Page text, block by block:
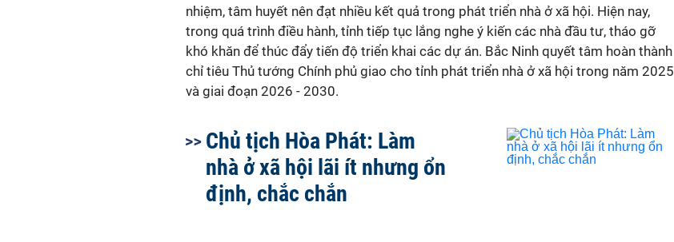
nhiệm, tâm huyết nên đạt nhiều kết quả trong phát triển nhà ở xã hội. Hiện nay,
trong quá trình điều hành, tỉnh tiếp tục lắng nghe ý kiến các nhà đầu tư, tháo gỡ
khó khăn để thúc đẩy tiến độ triển khai các dự án. Bắc Ninh quyết tâm hoàn thành
chỉ tiêu Thủ tướng Chính phủ giao cho tỉnh phát triển nhà ở xã hội trong năm 2025
và giai đoạn 2026 - 2030.
Chủ tịch Hòa Phát: Làm
nhà ở xã hội lãi ít nhưng ổn
định, chắc chắn